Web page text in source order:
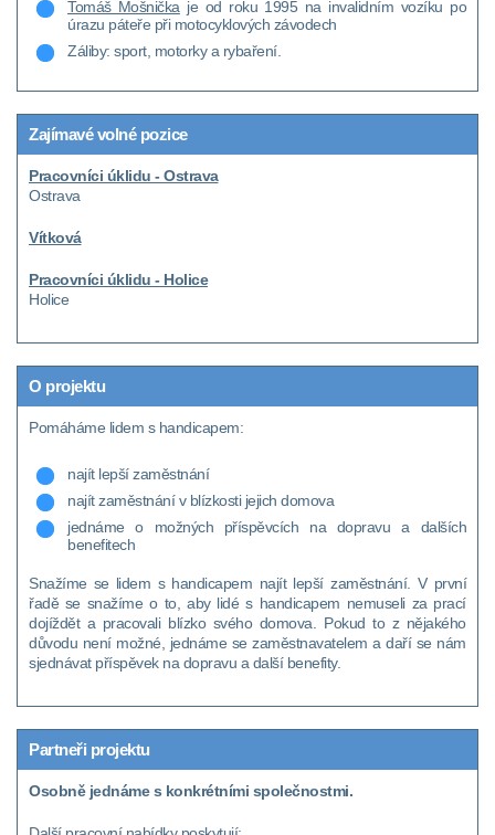
Tomáš Mošnička je od roku 1995 na invalidním vozíku po
úrazu páteře při motocyklových závodech
Záliby: sport, motorky a rybaření.
Zajímavé volné pozice
Pracovníci úklidu - Ostrava
Ostrava
Vítková
Pracovníci úklidu - Holice
Holice
O projektu
Pomáháme lidem s handicapem:
najít lepší zaměstnání
najít zaměstnání v blízkosti jejich domova
jednáme o možných příspěvcích na dopravu a dalších
benefitech
Snažíme se lidem s handicapem najít lepší zaměstnání. V první
řadě se snažíme o to, aby lidé s handicapem nemuseli za prací
dojíždět a pracovali blízko svého domova. Pokud to z nějakého
důvodu není možné, jednáme se zaměstnavatelem a daří se nám
sjednávat příspěvek na dopravu a další benefity.
Partneři projektu
Osobně jednáme s konkrétními společnostmi.